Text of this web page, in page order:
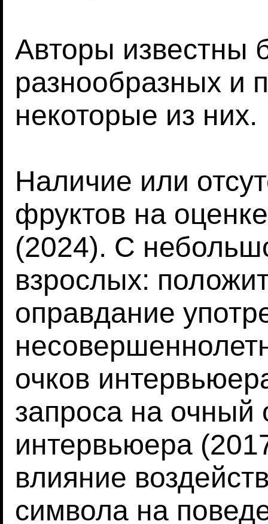
Авторы известны
разнообразных и
некоторые из них.
Наличие или
фруктов на
(2024). С
взрослых:
оправдание
очков
запроса на очный
интервьюера
влияние
символа на